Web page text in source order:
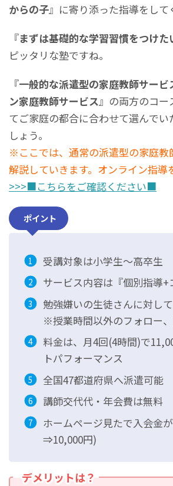
からの子』に寄り添った指導をして
『まずは基礎的な学習習慣をつけた
ピッタリな塾ですね。
『一般的な派遣型の家庭教師サービ
ン家庭教師サービス 』の両方のコ
てご家庭の都合に合わせて選んで
しょう。
※ここでは、通常の派遣型の家庭教
解説していきます。オンライン指導
>>>■こちらをご確認ください■
ポイント
受講対象は小学生～高卒生
サービス内容は『個別指導+
勉強嫌いの生徒さんに対し
※授業時間以外のフォロー
料金は、月4回(4時間)で
トパフォーマンス
全国47都道府県へ派遣可能
講師交代代・年会費は無料
ホームページ見たで入会金
⇒10,000円)
デメリットは？